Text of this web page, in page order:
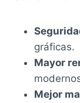
gráficas.
Mayor
Mejor